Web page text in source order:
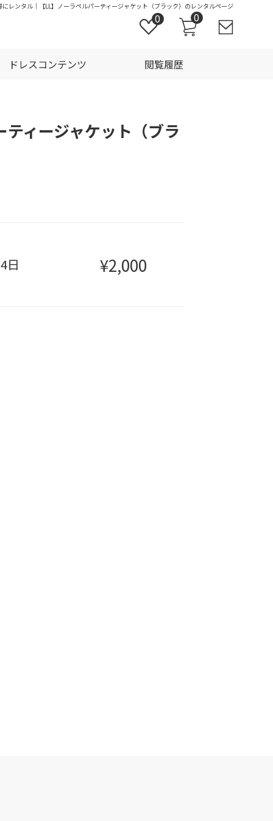
レンタル｜【LL】ノーラペルパーティージャケット（ブラック）のレンタルページ
ドレスコンテンツ 閲覧履歴
0 0
ティージャケット（ブラ
日 ¥2,000